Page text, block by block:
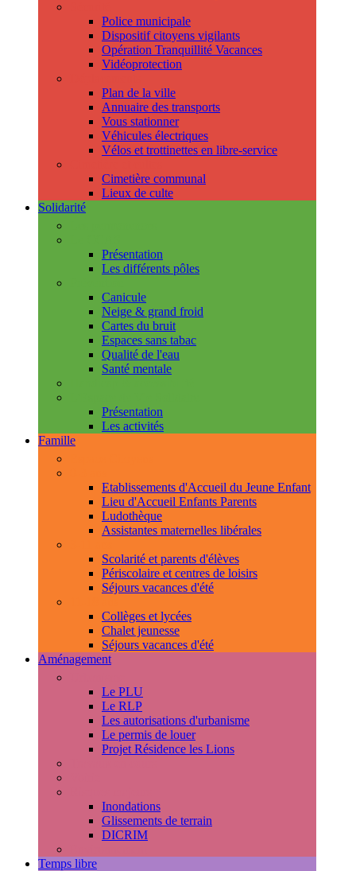
Police municipale
Dispositif citoyens vigilants
Opération Tranquillité Vacances
Vidéoprotection
Plan de la ville
Annuaire des transports
Vous stationner
Véhicules électriques
Vélos et trottinettes en libre-service
Cimetière communal
Lieux de culte
Solidarité
Présentation
Les différents pôles
Canicule
Neige & grand froid
Cartes du bruit
Espaces sans tabac
Qualité de l'eau
Santé mentale
Présentation
Les activités
Famille
Etablissements d'Accueil du Jeune Enfant
Lieu d'Accueil Enfants Parents
Ludothèque
Assistantes maternelles libérales
Scolarité et parents d'élèves
Périscolaire et centres de loisirs
Séjours vacances d'été
Collèges et lycées
Chalet jeunesse
Séjours vacances d'été
Aménagement
Le PLU
Le RLP
Les autorisations d'urbanisme
Le permis de louer
Projet Résidence les Lions
Inondations
Glissements de terrain
DICRIM
Temps libre